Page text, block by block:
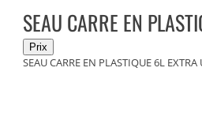
SEAU CARRE EN
SEAU CARRE EN PLASTIQUE 6L EXTRA